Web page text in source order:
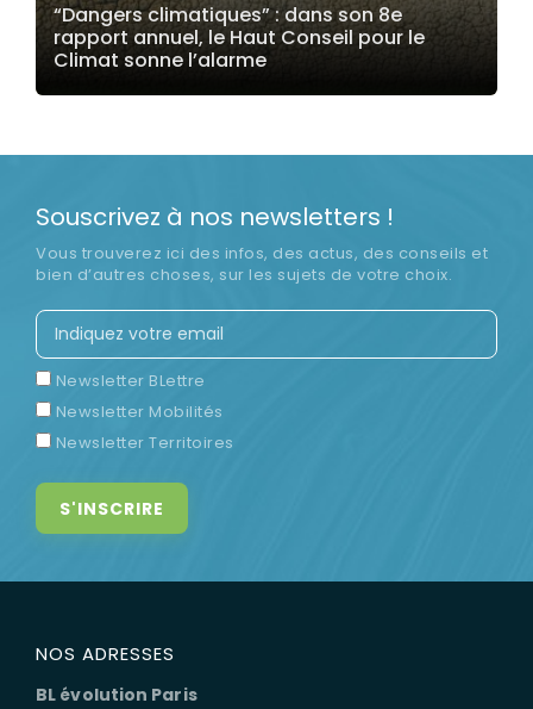
“Dangers climatiques” : dans son 8e
rapport annuel, le Haut Conseil pour le
Climat sonne l’alarme
Souscrivez à nos newsletters !
Vous trouverez ici des infos, des actus, des conseils et
bien d’autres choses, sur les sujets de votre choix.
Newsletter BLettre
Newsletter Mobilités
Newsletter Territoires
NOS ADRESSES
BL évolution Paris